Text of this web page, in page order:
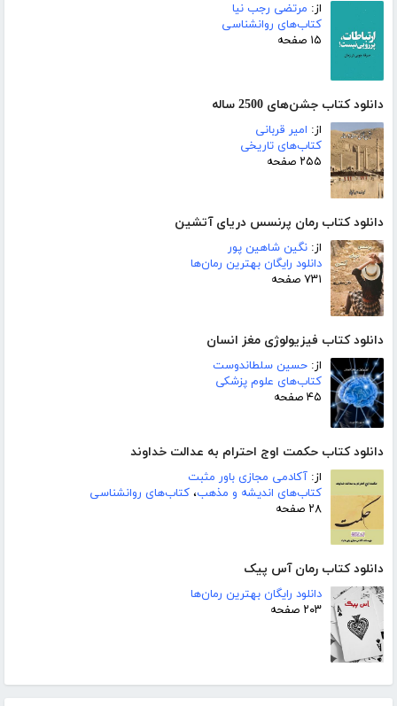
از: مرتضی رجب نیا
کتاب‌های روانشناسی
۱۵ صفحه
دانلود کتاب جشن‌های 2500 ساله
از: امیر قربانی
کتاب‌های تاریخی
۲۵۵ صفحه
دانلود کتاب رمان پرنسس دریای آتشین
از: نگین شاهین پور
دانلود رایگان بهترین رمان‌ها
۷۳۱ صفحه
دانلود کتاب فیزیولوژی مغز انسان
از: حسین سلطاندوست
کتاب‌های علوم پزشکی
۴۵ صفحه
دانلود کتاب حکمت اوج احترام به عدالت خداوند
از: آکادمی مجازی باور مثبت
کتاب‌های اندیشه و مذهب، کتاب‌های روانشناسی
۲۸ صفحه
دانلود کتاب رمان آس پیک
دانلود رایگان بهترین رمان‌ها
۲۰۳ صفحه